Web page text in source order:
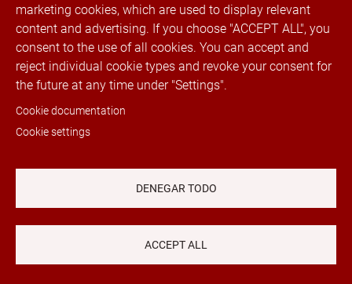
® 2022 Rubí Trimmings. Todos los derechos
reservados
Telefono:+34 936 023 100Fax. +34 936 023
131 · E-mail: info@cremallerasrubi.com
Indirizzo: Luxemburg, 11, 08191 Rubí
(Barcellona), Spagna · Servizio clienti: dalle
Redes sociales
marketing cookies, which are used to display relevant
content and advertising. If you choose "ACCEPT ALL", you
consent to the use of all cookies. You can accept and
reject individual cookie types and revoke your consent for
the future at any time under "Settings".
Cookie documentation
Cookie settings
DENEGAR TODO
ACCEPT ALL